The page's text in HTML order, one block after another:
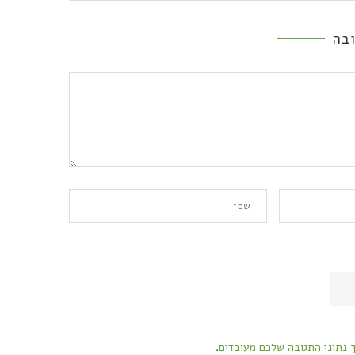
נתוני התגובה שלכם מעובדים.